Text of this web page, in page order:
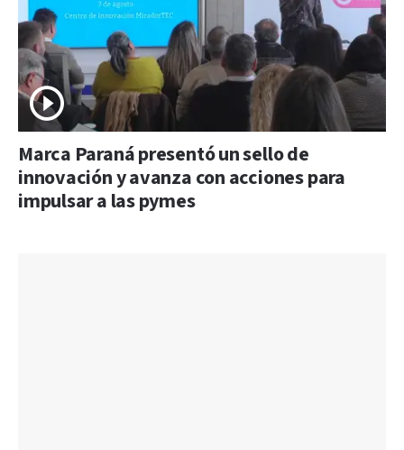
Marca Paraná presentó un sello de
innovación y avanza con acciones para
impulsar a las pymes